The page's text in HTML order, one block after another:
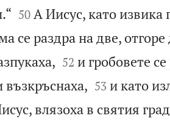

50 А Иисус, като извика
се раздра на две,

52 и гробовете
възкръснаха,
53 и като
влязоха в святия